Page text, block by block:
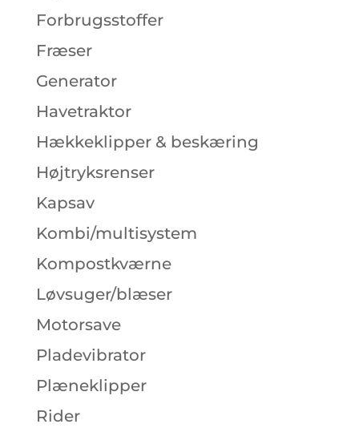
Forbrugsstoffer
Fræser
Generator
Havetraktor
Hækkeklipper & beskæring
Højtryksrenser
Kapsav
Kombi/multisystem
Kompostkværne
Løvsuger/blæser
Motorsave
Pladevibrator
Plæneklipper
Rider